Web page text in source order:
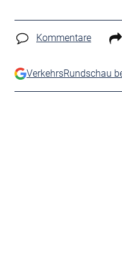
Kommentare
VerkehrsRundschau